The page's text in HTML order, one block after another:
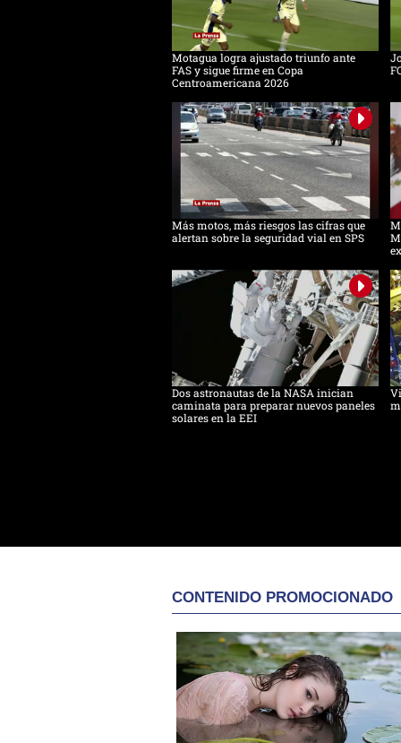
Motagua logra ajustado triunfo ante
FAS y sigue firme en Copa
Centroamericana 2026
Más motos, más riesgos las cifras que
alertan sobre la seguridad vial en SPS
Dos astronautas de la NASA inician
caminata para preparar nuevos paneles
solares en la EEI
CONTENIDO PROMOCIONADO